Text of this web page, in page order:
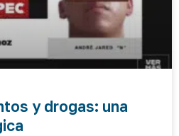
y drogas: una